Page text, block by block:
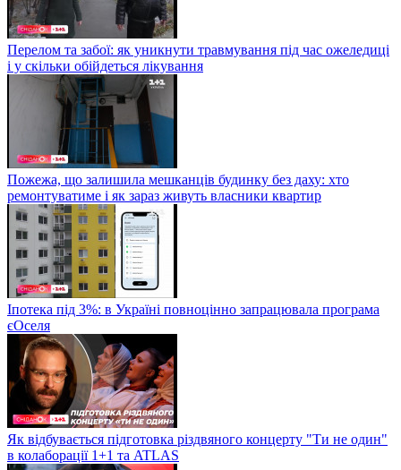
Перелом та забої: як уникнути травмування під час ожеледиці
і у скільки обійдеться лікування
Пожежа, що залишила мешканців будинку без даху: хто
ремонтуватиме і як зараз живуть власники квартир
Іпотека під 3%: в Україні повноцінно запрацювала програма
єОселя
Як відбувається підготовка різдвяного концерту "Ти не один"
в колаборації 1+1 та ATLAS